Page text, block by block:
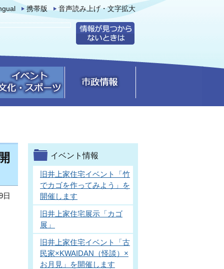
携帯版 音声読み上げ・文字拡大
日
イベント情報
旧井上家住宅イベント「竹
でカゴを作ってみよう」を
開催します
旧井上家住宅展示「カゴ
展」
旧井上家住宅イベント「古
民家×KWAIDAN（怪談）×
お月見」を開催します